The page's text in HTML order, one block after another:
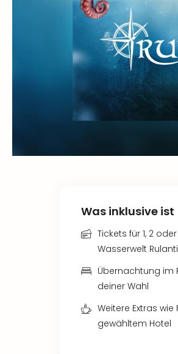
Was inklusive ist
Tickets für 1, 2
Wasserwelt
Übernachtung im
deiner Wahl
Weitere Extras
gewähltem Hotel